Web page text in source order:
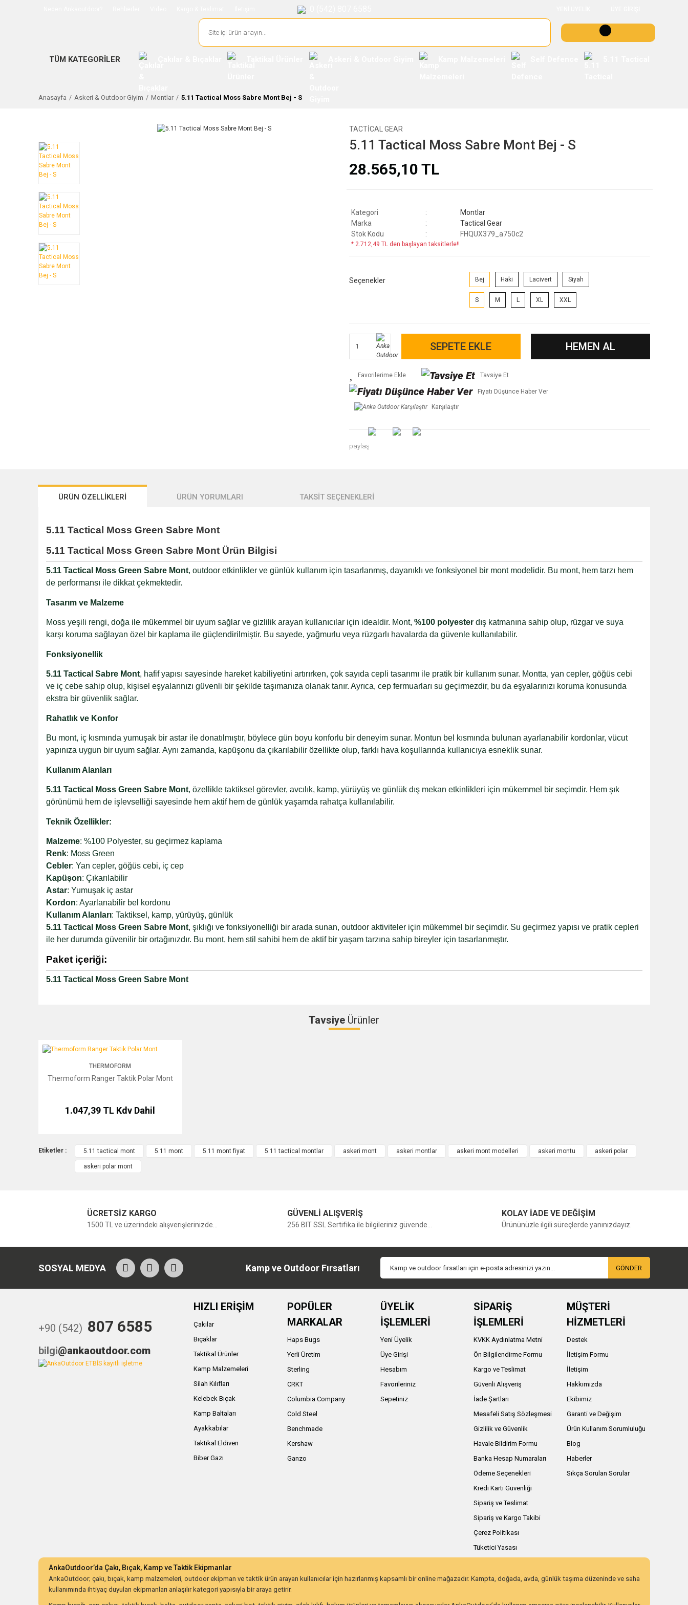
TÜM KATEGORİLER
Anasayfa Askeri & Outdoor Giyim Montlar 5.11 Tactical Moss Sabre Mont Bej - S
TACTICAL GEAR
5.11 Tactical Moss Sabre Mont Bej - S
28.565,10 TL
Kategori
Montlar
Marka
Tactical Gear
Stok Kodu
FHQUX379_a750c2
* 2.712,49 TL den başlayan taksitlerle!!
Seçenekler Bej Haki Lacivert Siyah
S M L XL XXL
SEPETE EKLE HEMEN AL
Tavsiye Et
Fiyatı Düşünce Haber Ver
Karşılaştır
paylaş
ÜRÜN ÖZELLİKLERİ ÜRÜN YORUMLARI TAKSİT SEÇENEKLERİ
5.11 Tactical Moss Green Sabre Mont
5.11 Tactical Moss Green Sabre Mont Ürün Bilgisi
5.11 Tactical Moss Green Sabre Mont, outdoor etkinlikler ve günlük kullanım için tasarlanmış, dayanıklı ve fonksiyonel bir mont modelidir. Bu mont, hem tarzı hem
de performansı ile dikkat çekmektedir.
Tasarım ve Malzeme
Moss yeşili rengi, doğa ile mükemmel bir uyum sağlar ve gizlilik arayan kullanıcılar için idealdir. Mont, %100 polyesterdış katmanına sahip olup, rüzgar ve suya
karşı koruma sağlayan özel bir kaplama ile güçlendirilmiştir. Bu sayede, yağmurlu veya rüzgarlı havalarda da güvenle kullanılabilir.
Fonksiyonellik
5.11 Tactical Sabre Mont, hafif yapısı sayesinde hareket kabiliyetini artırırken, çok sayıda cepli tasarımı ile pratik bir kullanım sunar. Montta, yan cepler, göğüs cebi
ve iç cebe sahip olup, kişisel eşyalarınızı güvenli bir şekilde taşımanıza olanak tanır. Ayrıca, cep fermuarları su geçirmezdir, bu da eşyalarınızı koruma konusunda
ekstra bir güvenlik sağlar.
Rahatlık ve Konfor
Bu mont, iç kısmında yumuşak bir astar ile donatılmıştır, böylece gün boyu konforlu bir deneyim sunar. Montun bel kısmında bulunan ayarlanabilir kordonlar, vücut
yapınıza uygun bir uyum sağlar. Aynı zamanda, kapüşonu da çıkarılabilir özellikte olup, farklı hava koşullarında kullanıcıya esneklik sunar.
Kullanım Alanları
5.11 Tactical Moss Green Sabre Mont, özellikle taktiksel görevler, avcılık, kamp, yürüyüş ve günlük dış mekan etkinlikleri için mükemmel bir seçimdir. Hem şık
görünümü hem de işlevselliği sayesinde hem aktif hem de günlük yaşamda rahatça kullanılabilir.
Teknik Özellikler:
Malzeme: %100 Polyester, su geçirmez kaplama
Renk: Moss Green
Cebler: Yan cepler, göğüs cebi, iç cep
Kapüşon: Çıkarılabilir
Astar: Yumuşak iç astar
Kordon: Ayarlanabilir bel kordonu
Kullanım Alanları: Taktiksel, kamp, yürüyüş, günlük
5.11 Tactical Moss Green Sabre Mont, şıklığı ve fonksiyonelliği bir arada sunan, outdoor aktiviteler için mükemmel bir seçimdir. Su geçirmez yapısı ve pratik cepleri
ile her durumda güvenilir bir ortağınızdır. Bu mont, hem stil sahibi hem de aktif bir yaşam tarzına sahip bireyler için tasarlanmıştır.
Paket içeriği:
5.11 Tactical Moss Green Sabre Mont
Tavsiye Ürünler
Thermoform Ranger Taktik Polar Mont
THERMOFORM
Thermoform Ranger Taktik Polar Mont
1.047,39 TL Kdv Dahil
Etiketler : 5.11 tactical mont 5.11 mont 5.11 mont fiyat 5.11 tactical montlar askeri mont askeri montlar askeri mont modelleri askeri montu askeri polar
askeri polar mont
ÜCRETSİZ KARGO
1500 TL ve üzerindeki alışverişlerinizde...
GÜVENLİ ALIŞVERİŞ
256 BIT SSL Sertifika ile bilgileriniz güvende...
KOLAY İADE VE DEĞİŞİM
Ürününüzle ilgili süreçlerde yanınızdayız.
SOSYAL MEDYA Kamp ve Outdoor Fırsatları GÖNDER
+90 (542) 807 6585
bilgi@ankaoutdoor.com
HIZLI ERİŞİM
Çakılar
Bıçaklar
Taktikal Ürünler
Kamp Malzemeleri
Silah Kılıfları
Kelebek Bıçak
Kamp Baltaları
Ayakkabılar
Taktikal Eldiven
Biber Gazı
POPÜLER
MARKALAR
Haps Bugs
Yerli Üretim
Sterling
CRKT
Columbia Company
Cold Steel
Benchmade
Kershaw
Ganzo
ÜYELİK
İŞLEMLERİ
Yeni Üyelik
Üye Girişi
Hesabım
Favorileriniz
Sepetiniz
SİPARİŞ
İŞLEMLERİ
KVKK Aydınlatma Metni
Ön Bilgilendirme Formu
Kargo ve Teslimat
Güvenli Alışveriş
İade Şartları
Mesafeli Satış Sözleşmesi
Gizlilik ve Güvenlik
Havale Bildirim Formu
Banka Hesap Numaraları
Ödeme Seçenekleri
Kredi Kartı Güvenliği
Sipariş ve Teslimat
Sipariş ve Kargo Takibi
Çerez Politikası
Tüketici Yasası
MÜŞTERİ
HİZMETLERİ
Destek
İletişim Formu
İletişim
Hakkımızda
Ekibimiz
Garanti ve Değişim
Ürün Kullanım Sorumluluğu
Blog
Haberler
Sıkça Sorulan Sorular
AnkaOutdoor’da Çakı, Bıçak, Kamp ve Taktik Ekipmanlar
AnkaOutdoor; çakı, bıçak, kamp malzemeleri, outdoor ekipman ve taktik ürün arayan kullanıcılar için hazırlanmış kapsamlı bir online mağazadır. Kampta, doğada, avda, günlük taşıma düzeninde ve saha
kullanımında ihtiyaç duyulan ekipmanları anlaşılır kategori yapısıyla bir araya getirir.